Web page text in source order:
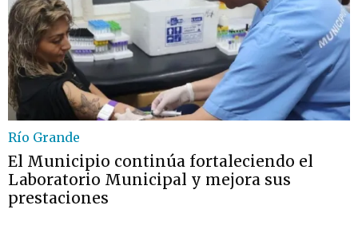
Río Grande
El Municipio continúa fortaleciendo el
Laboratorio Municipal y mejora sus
prestaciones